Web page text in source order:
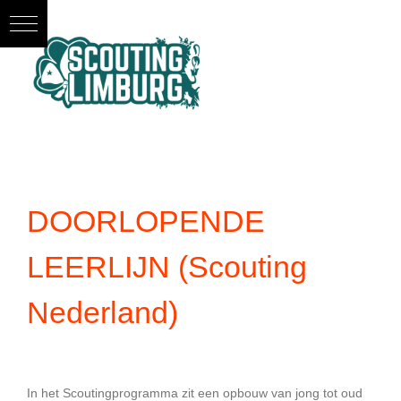
naar
inhoud
DOORLOPENDE
LEERLIJN (Scouting
Nederland)
In het Scoutingprogramma zit een opbouw van jong tot oud